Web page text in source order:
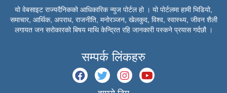
यो वेबसाइट राज्यदैनिकको आधिकारिक न्युज पोर्टल हो । यो पोर्टलमा हामी भिडियो,
समाचार, आर्थिक, अपराध, राजनीति, मनोरञ्जन, खेलकुद, विश्व, स्वास्थ्य, जीवन शैली
लगायत जन सरोकारको बिषय माथि केन्द्रित रहि जानकारी पस्कने प्रयास गर्दछौ ।
सम्पर्क लिंकहरु